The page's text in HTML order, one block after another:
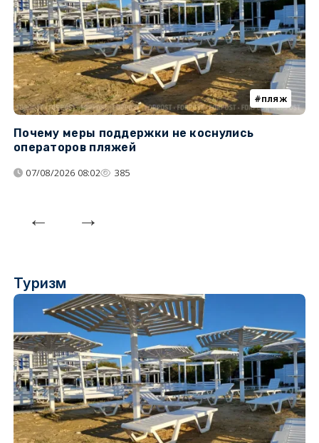
пляж
Почему меры поддержки не коснулись
операторов пляжей
07/08/2026 08:02 385
Туризм